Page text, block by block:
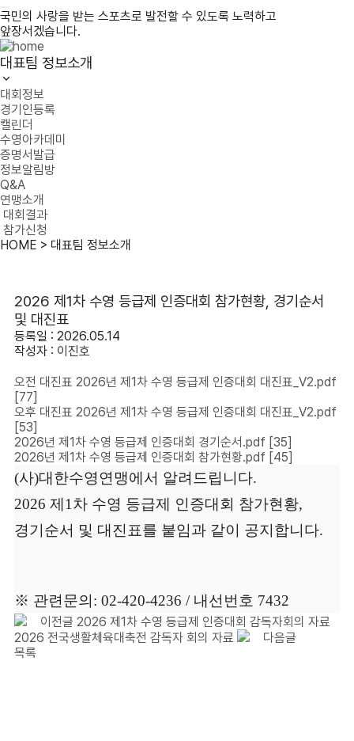
국민의 사랑을 받는 스포츠로 발전할 수 있도록 노력하고
앞장서겠습니다.
대표팀 정보소개
대회정보
경기인등록
캘린더
수영아카데미
증명서발급
정보알림방
Q&A
연맹소개
대회결과
참가신청
HOME > 대표팀 정보소개
2026 제1차 수영 등급제 인증대회 참가현황, 경기순서
및 대진표
등록일 : 2026.05.14
작성자 : 이진호
오전 대진표 2026년 제1차 수영 등급제 인증대회 대진표_V2.pdf
[77]
오후 대진표 2026년 제1차 수영 등급제 인증대회 대진표_V2.pdf
[53]
2026년 제1차 수영 등급제 인증대회 경기순서.pdf [35]
2026년 제1차 수영 등급제 인증대회 참가현황.pdf [45]
(사)대한수영연맹에서 알려드립니다.
2026 제1차 수영 등급제 인증대회 참가현황,
경기순서 및 대진표를 붙임과 같이 공지합니다.
※ 관련문의: 02-420-4236 / 내선번호 7432
이전글 2026 제1차 수영 등급제 인증대회 감독자회의 자료
2026 전국생활체육대축전 감독자 회의 자료
다음글
목록